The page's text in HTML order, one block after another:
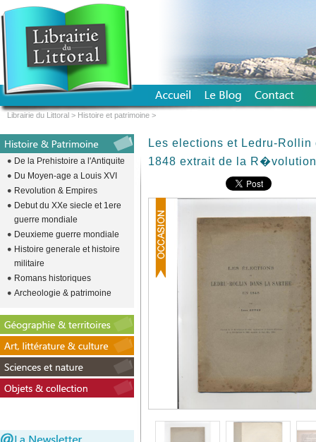
Les elections et Ledru-Rollin
1848 extrait de la
De la Prehistoire a l'Antiquite
Du Moyen-age a Louis XVI
Revolution & Empires
Debut du XXe siecle et 1ere
guerre mondiale
Deuxieme guerre mondiale
Histoire generale et histoire
militaire
Romans historiques
Archeologie & patrimoine
Librairie du Littoral > Histoire et patrimoine >